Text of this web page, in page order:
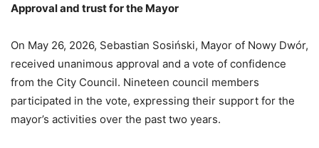
Approval and trust for the Mayor
On May 26, 2026, Sebastian Sosiński, Mayor of Nowy Dwór,
received unanimous approval and a vote of confidence
from the City Council. Nineteen council members
participated in the vote, expressing their support for the
mayor’s activities over the past two years.